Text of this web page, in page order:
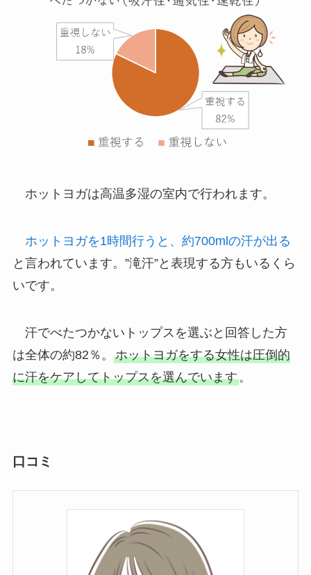
ホットヨガは高温多湿の室内で行われます。
ホットヨガを1時間行うと、約700mlの汗が出る
と言われています。”滝汗”と表現する方もいるくら
いです。
汗でべたつかないトップスを選ぶと回答した方
は全体の約82％。 ホットヨガをする女性は圧倒的
に汗をケアしてトップスを選んでいます。
口コミ